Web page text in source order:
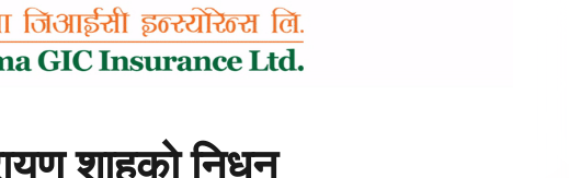
शाहकाे निधन